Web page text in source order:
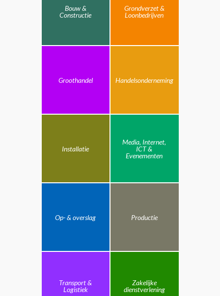
Bouw &
Constructie
Grondverzet &
Loonbedrijven
Groothandel Handelsonderneming
Installatie
Media, Internet,
ICT &
Evenementen
Op- & overslag Productie
Transport &
Logistiek
Zakelijke
dienstverlening